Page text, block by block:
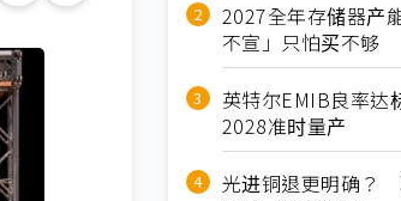
2027全年存储器产
不宣」只怕买不够
英特尔EMIB良率
2028准时量产
光进铜退更明确？